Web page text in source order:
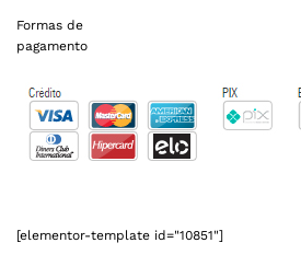
[elementor-template id="10851"]
Formas de
pagamento